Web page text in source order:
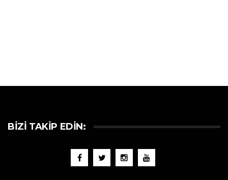
BIZI TAKIP EDIN: